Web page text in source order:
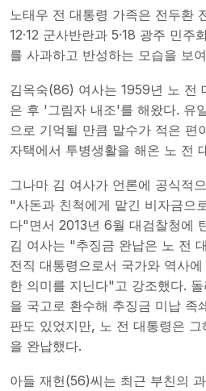
노태우 전 대통령 가족은 전두환
12·12 군사반란과 5·18 광주 민주
를 사과하고 반성하는 모습을 보
김옥숙(86) 여사는 1959년 노 전
은 후 '그림자 내조'를 해왔다. 유
으로 기억될 만큼 말수가 적은 편
자택에서 투병생활을 해온 노 전
그나마 김 여사가 언론에 공식적
"사돈과 친척에게 맡긴 비자금으
다"면서 2013년 6월 대검찰청에
김 여사는 "추징금 완납은 노 전
전직 대통령으로서 국가와 역사
한 의미를 지닌다"고 강조했다.
을 국고로 환수해 추징금 미납 족
판도 있었지만, 노 전 대통령은
을 완납했다.
아들 재헌(56)씨는 최근 부친의